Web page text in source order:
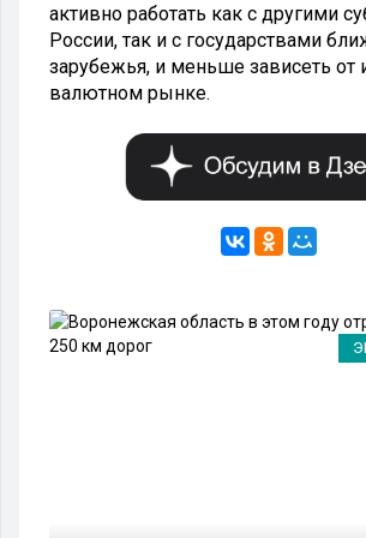
активно работать как с другими
России, так и с государствами
зарубежья, и меньше зависеть от
валютном рынке.